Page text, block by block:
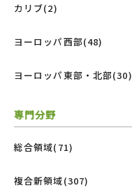
カリブ(2)
ヨーロッパ西部(48)
ヨーロッパ東部・北部(30)
専門分野
総合領域(71)
複合新領域(307)